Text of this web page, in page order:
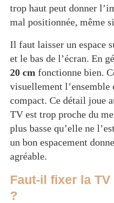
trop haut peut donner
mal positionnée, même
Il faut laisser un espace
et le bas de l’écran. En
20 cm fonctionne bien.
visuellement
compact. Ce détail joue
TV est trop proche du
plus basse qu’elle ne
un bon espacement
agréable.
Faut-il fixer la
?